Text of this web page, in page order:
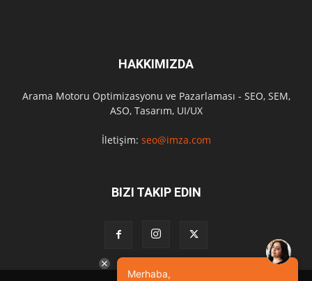
HAKKIMIZDA
Arama Motoru Optimizasyonu ve Pazarlaması - SEO, SEM,
ASO, Tasarım, UI/UX
İletişim: seo@imza.com
BIZI TAKIP EDIN
Merhaba,